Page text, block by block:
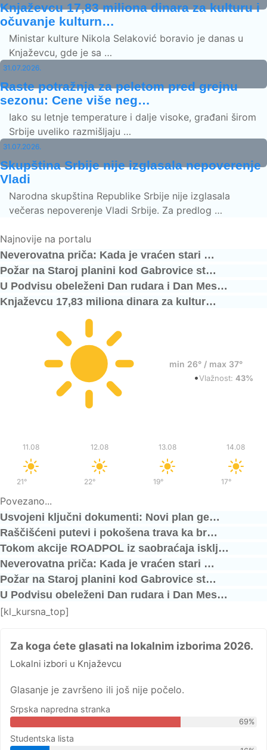
Knjaževcu 17,83 miliona dinara za kulturu i
očuvanje kulturn…
Ministar kulture Nikola Selaković boravio je danas u
Knjaževcu, gde je sa …
31.07.2026.
Raste potražnja za peletom pred grejnu
sezonu: Cene više neg…
Iako su letnje temperature i dalje visoke, građani širom
Srbije uveliko razmišljaju …
31.07.2026.
Skupština Srbije nije izglasala nepoverenje
Vladi
Narodna skupština Republike Srbije nije izglasala
večeras nepoverenje Vladi Srbije. Za predlog …
Najnovije na portalu
Neverovatna priča: Kada je vraćen stari …
Požar na Staroj planini kod Gabrovice st…
U Podvisu obeleženi Dan rudara i Dan Mes…
Knjaževcu 17,83 miliona dinara za kultur…
min 26° / max 37°
•Vlažnost: 43%
11.08
21°/
12.08
22°
13.08
19°/
14.08
17°
Povezano...
Usvojeni ključni dokumenti: Novi plan ge…
Raščišćeni putevi i pokošena trava ka br…
Tokom akcije ROADPOL iz saobraćaja isklj…
Neverovatna priča: Kada je vraćen stari …
Požar na Staroj planini kod Gabrovice st…
U Podvisu obeleženi Dan rudara i Dan Mes…
[kl_kursna_top]
Za koga ćete glasati na lokalnim izborima 2026.
Lokalni izbori u Knjaževcu
Glasanje je završeno ili još nije počelo.
Srpska napredna stranka
69%
Studentska lista